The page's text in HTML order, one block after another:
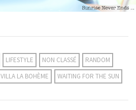
LIFESTYLE NON CLASSÉ
RANDOM
VILLA LA BOHÈME WAITING FOR THE SUN